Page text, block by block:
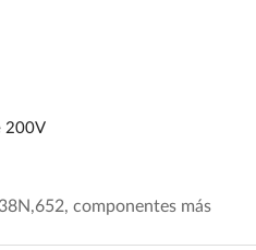
200V
componentes más